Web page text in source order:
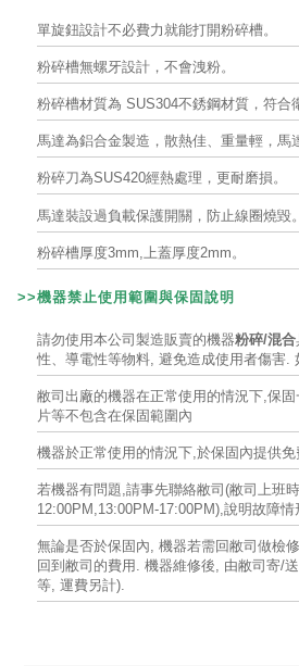
單旋鈕設計不必費力就能打開粉碎槽。
粉碎槽無螺牙設計，不會洩粉。
粉碎槽材質為 SUS304不銹鋼材質，符合
馬達為鋁合金製造，散熱佳、重量輕，馬
粉碎刀為SUS420經熱處理，更耐磨損。
馬達裝設過負載保護開關，防止線圈燒毀。
粉碎槽厚度3mm,上蓋厚度2mm。
>>機器禁止使用範圍與保固說明
請勿使用本公司製造販賣的機器粉碎/混合
性、導電性等物料, 避免造成使用者傷害.
敝司出廠的機器在正常使用的情況下,保
片等不包含在保固範圍內
機器於正常使用的情況下,於保固內提供
若機器有問題,請事先聯絡敝司(敝司上班
12:00PM,13:00PM-17:00PM),說明故障情
無論是否於保固內, 機器若需回敝司做檢
回到敝司的費用. 機器維修後, 由敝司寄/
等, 運費另計).